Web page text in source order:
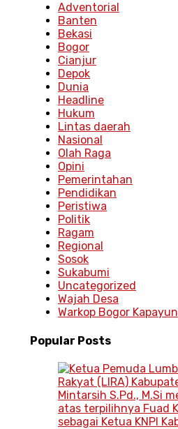
Adventorial
Banten
Bekasi
Bogor
Cianjur
Depok
Dunia
Headline
Hukum
Lintas daerah
Nasional
Olah Raga
Opini
Pemerintahan
Pendidikan
Peristiwa
Politik
Ragam
Regional
Sosok
Sukabumi
Uncategorized
Wajah Desa
Warkop Bogor Kapayun
Popular Posts